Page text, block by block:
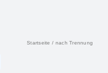
Startseite nach Trennung